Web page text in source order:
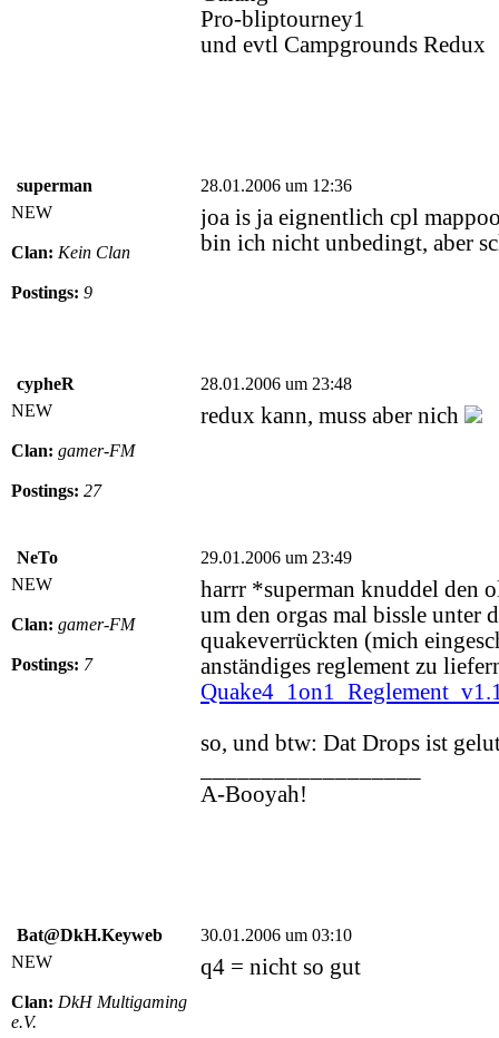
Pro-bliptourney1
und evtl Campgrounds Redux
superman
28.01.2006 um 12:36
NEW
Clan: Kein Clan
Postings: 9
joa is ja eignentlich cpl
bin ich nicht unbedingt, aber
cypheR
28.01.2006 um 23:48
NEW
Clan: gamer-FM
Postings: 27
redux kann, muss aber nich
NeTo
29.01.2006 um 23:49
NEW
Clan: gamer-FM
Postings: 7
harrr *superman knuddel den
um den orgas mal bissle unter
quakeverrückten (mich
anständiges reglement zu
so, und btw: Dat Drops ist
A-Booyah!
Bat@DkH.Keyweb
30.01.2006 um 03:10
NEW
Clan: DkH Multigaming
e.V.
q4 = nicht so gut